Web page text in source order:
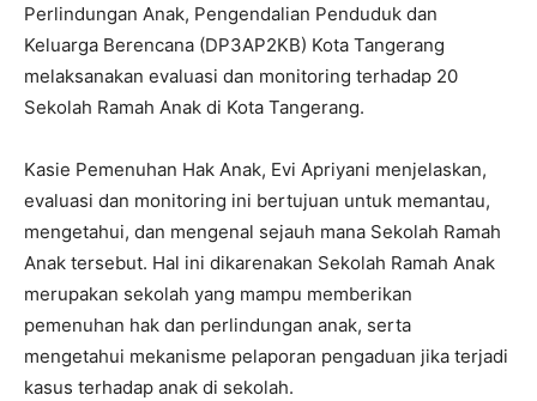
Perlindungan Anak, Pengendalian Penduduk dan
Keluarga Berencana (DP3AP2KB) Kota Tangerang
melaksanakan evaluasi dan monitoring terhadap 20
Sekolah Ramah Anak di Kota Tangerang.
Kasie Pemenuhan Hak Anak, Evi Apriyani menjelaskan,
evaluasi dan monitoring ini bertujuan untuk memantau,
mengetahui, dan mengenal sejauh mana Sekolah Ramah
Anak tersebut. Hal ini dikarenakan Sekolah Ramah Anak
merupakan sekolah yang mampu memberikan
pemenuhan hak dan perlindungan anak, serta
mengetahui mekanisme pelaporan pengaduan jika terjadi
kasus terhadap anak di sekolah.